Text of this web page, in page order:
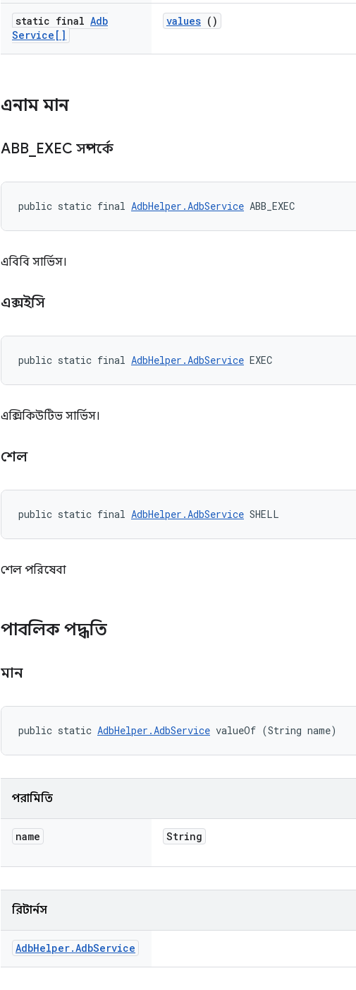
static final Adb
Service[]
values ()
এনাম মান
ABB EXEC সম্পর্কে
public static final AdbHelper.AdbService ABB_EXEC
এবিবি সার্ভিস।
এক্সইসি
public static final AdbHelper.AdbService EXEC
এক্সিকিউটিভ সার্ভিস।
শেল
public static final AdbHelper.AdbService SHELL
শেল পরিষেবা
পাবলিক পদ্ধতি
মান
public static AdbHelper.AdbService valueOf (String name)
পরামিতি
name String
রিটার্নস
AdbHelper.AdbService